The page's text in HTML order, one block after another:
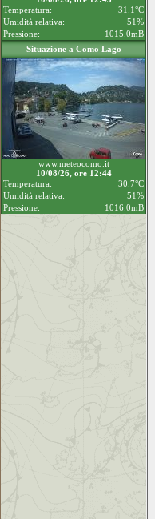
Temperatura:
31.1°C
Umidità relativa:
51%
Pressione:
1015.0mB
Situazione a Como Lago
www.meteocomo.it
10/08/26, ore 12:44
Temperatura:
30.7°C
Umidità relativa:
51%
Pressione:
1016.0mB